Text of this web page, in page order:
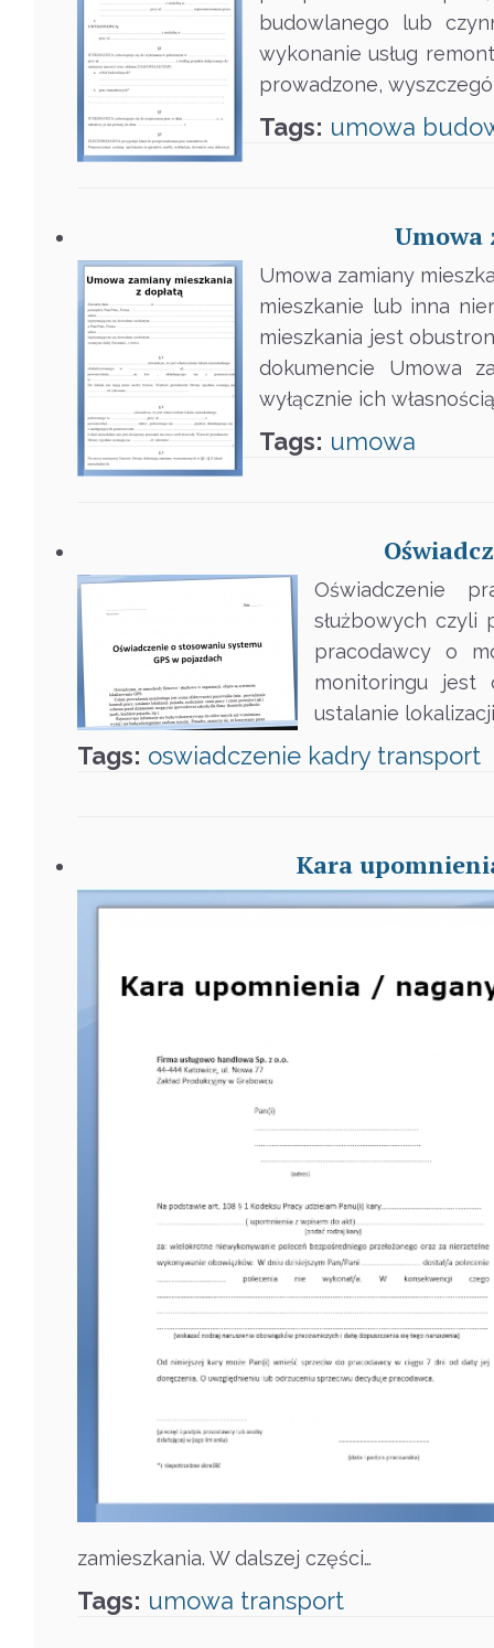
budowlanego lub
wykonanie usług
prowadzone,
Tags: umowa
Umowa
Umowa zamiany
mieszkanie lub inna
mieszkania jest
dokumencie Umowa
wyłącznie ich
Tags: umowa
Oświadczenie
służbowych czyli
pracodawcy o
monitoringu jest
ustalanie
Tags: oswiadczenie kadry transport
Kara
zamieszkania. W dalszej części…
Tags: umowa transport